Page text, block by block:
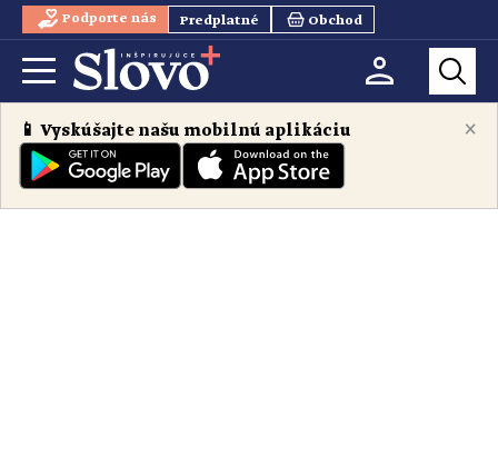
Podporte nás Predplatné Obchod
×
📱 Vyskúšajte našu mobilnú aplikáciu